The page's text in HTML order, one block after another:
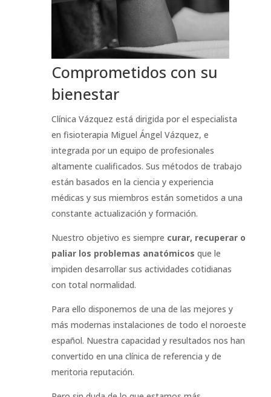
Comprometidos con su
bienestar
Clínica Vázquez está dirigida por el especialista
en fisioterapia Miguel Ángel Vázquez, e
integrada por un equipo de profesionales
altamente cualificados. Sus métodos de trabajo
están basados en la ciencia y experiencia
médicas y sus miembros están sometidos a una
constante actualización y formación.
Nuestro objetivo es siempre curar, recuperar o
paliar los problemas anatómicos que le
impiden desarrollar sus actividades cotidianas
con total normalidad.
Para ello disponemos de una de las mejores y
más modernas instalaciones de todo el noroeste
español. Nuestra capacidad y resultados nos han
convertido en una clínica de referencia y de
meritoria reputación.